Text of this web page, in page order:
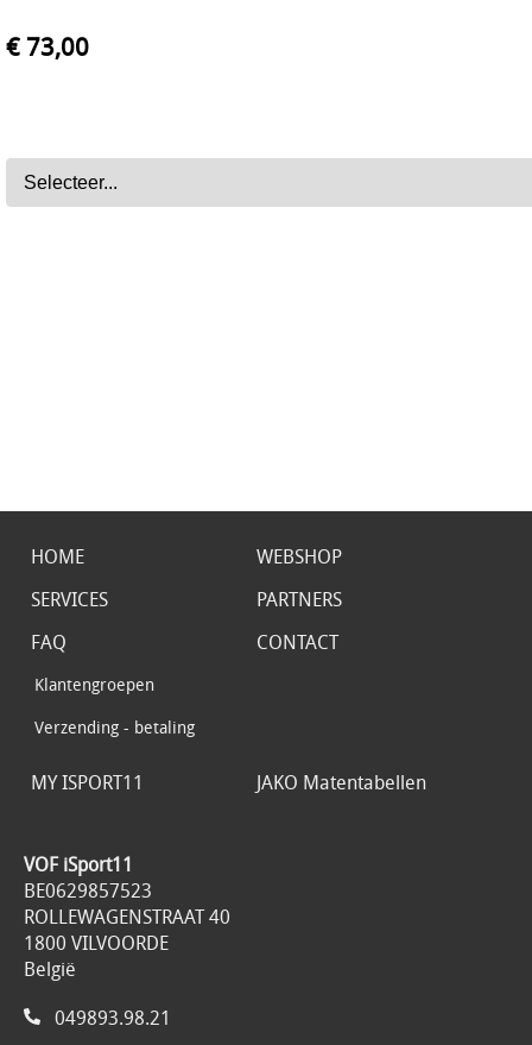
€ 73,00
HOME
WEBSHOP
SERVICES
PARTNERS
FAQ
Klantengroepen
Verzending - betaling
CONTACT
MY ISPORT11 JAKO Matentabellen
VOF iSport11
BE0629857523
ROLLEWAGENSTRAAT 40
1800 VILVOORDE
België
049893.98.21